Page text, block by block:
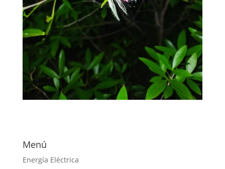
Menú
Energía Eléctrica